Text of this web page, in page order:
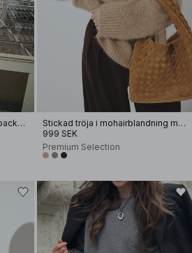
Oversized stickad kofta i alpackamix
Stickad tröja i mohairblandning med rund halsringning
999 SEK
Premium Selection